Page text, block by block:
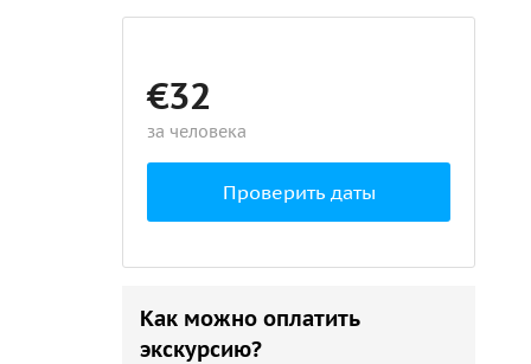
€32
за человека
Проверить даты
Как можно оплатить
экскурсию?